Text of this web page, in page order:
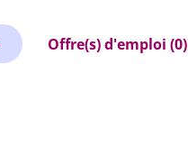
Offre(s) d'emploi (0)